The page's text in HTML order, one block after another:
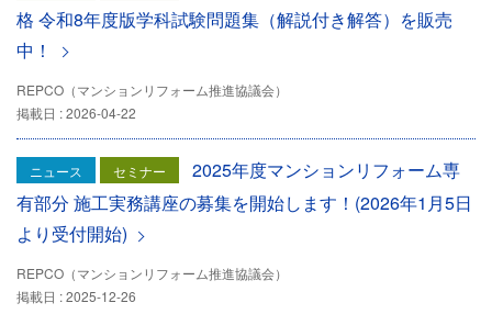
格 令和8年度版学科試験問題集（解説付き解答）を販売
中！
REPCO（マンションリフォーム推進協議会）
掲載日 : 2026-04-22
ニュース セミナー
2025年度マンションリフォーム専
有部分 施工実務講座の募集を開始します！(2026年1月5日
より受付開始)
REPCO（マンションリフォーム推進協議会）
掲載日 : 2025-12-26